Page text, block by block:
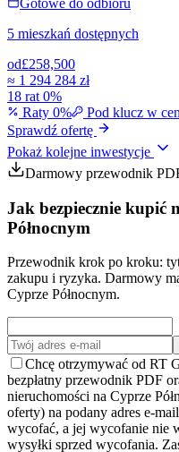
5 mieszkań dostępnych
od£258,500
≈ 1 294 284 zł
18 rat 0%
Raty 0%
Pod klucz w
Sprawdź ofertę
Pokaż kolejne inwestycje
Darmowy przewodnik
Jak bezpiecznie kupić
Północnym
Przewodnik krok po kroku:
zakupu i ryzyka. Darmowy
Cyprze Północnym.
Chcę otrzymywać od RT
bezpłatny przewodnik PDF
nieruchomości na Cyprze
oferty) na podany adres e-
wycofać, a jej wycofanie nie
wysyłki sprzed wycofania.